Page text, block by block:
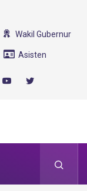
Wakil Gubernur
Asisten